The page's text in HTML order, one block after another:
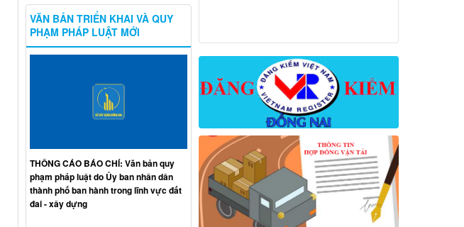
VĂN BẢN TRIỂN KHAI VÀ QUY
PHẠM PHÁP LUẬT MỚI
THÔNG CÁO BÁO CHÍ: Văn bản quy
phạm pháp luật do Ủy ban nhân dân
thành phố ban hành trong lĩnh vực đất
đai - xây dựng